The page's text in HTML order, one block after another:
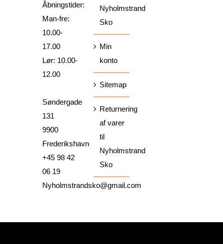
Åbningstider:
Man-fre:
10.00-
17.00
Lør: 10.00-
12.00
Søndergade
131
9900
Frederikshavn
+45 98 42
06 19
Nyholmstrandsko@gmail.com
Nyholmstrand
Sko
Min
konto
Sitemap
Returnering
af varer
til
Nyholmstrand
Sko